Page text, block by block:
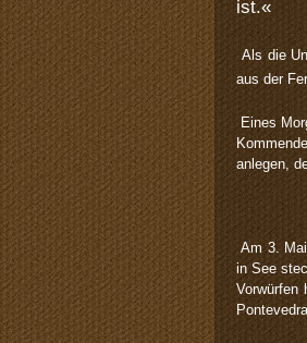
ist.«
Als die
aus der
Eines
anlegen,
Am 3.
in See